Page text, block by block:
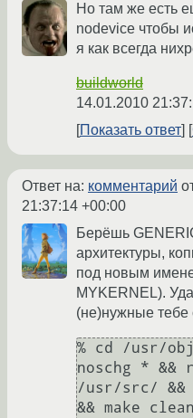
Но там же есть
nodevice чтобы
я как всегда
buildworld
14.01.2010
Показать ответ
Ответ на: комментарий
21:37:14 +00:00
Берёшь
архитектуры,
под новым
MYKERNEL).
(не)нужные тебе
% cd /usr/
noschg * &&
/usr/src/ &&
&& make